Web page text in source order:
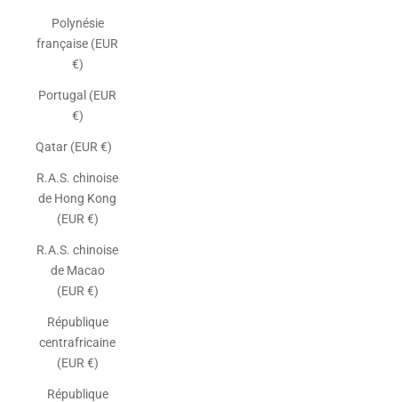
Polynésie
française (EUR
€)
Portugal (EUR
€)
Qatar (EUR €)
R.A.S. chinoise
de Hong Kong
(EUR €)
R.A.S. chinoise
de Macao
(EUR €)
République
centrafricaine
(EUR €)
République